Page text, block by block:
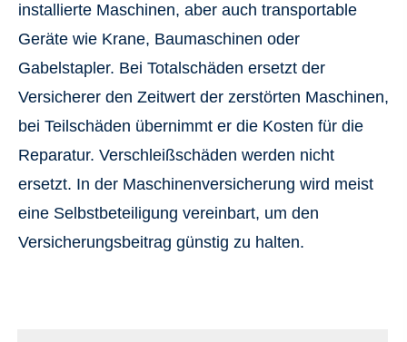
installierte Maschinen, aber auch transportable
Geräte wie Krane, Baumaschinen oder
Gabelstapler. Bei Totalschäden ersetzt der
Versicherer den Zeitwert der zerstörten Maschinen,
bei Teilschäden übernimmt er die Kosten für die
Reparatur. Verschleißschäden werden nicht
ersetzt. In der Maschinenversicherung wird meist
eine Selbstbeteiligung vereinbart, um den
Versicherungsbeitrag günstig zu halten.